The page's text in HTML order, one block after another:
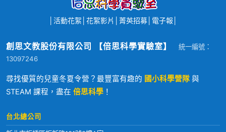
活動花絮 花絮影片 菁英招募│ 電子報
創思文教股份有限公司 【倍思科學實驗室】
統一編號：
13097246
尋找優質的兒童冬夏令營？最豐富有趣的 國小科學營隊 與
STEAM 課程，盡在 倍思科學 ！
台北總公司